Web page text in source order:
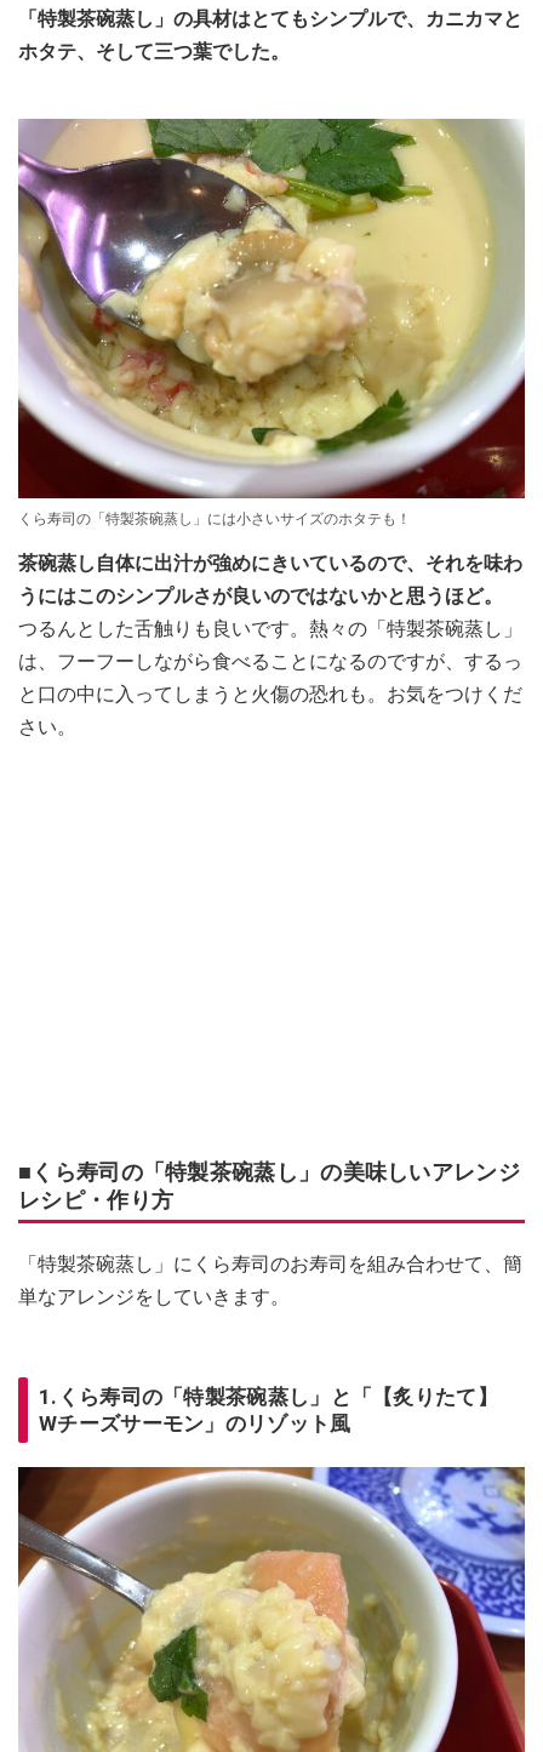
「特製茶碗蒸し」の具材はとてもシンプルで、カニカマと
ホタテ、そして三つ葉でした。
くら寿司の「特製茶碗蒸し」には小さいサイズのホタテも！
茶碗蒸し自体に出汁が強めにきいているので、それを味わ
うにはこのシンプルさが良いのではないかと思うほど。
つるんとした舌触りも良いです。熱々の「特製茶碗蒸し」
は、フーフーしながら食べることになるのですが、するっ
と口の中に入ってしまうと火傷の恐れも。お気をつけくだ
さい。
■くら寿司の「特製茶碗蒸し」の美味しいアレンジ
レシピ・作り方
「特製茶碗蒸し」にくら寿司のお寿司を組み合わせて、​​​簡
単なアレンジをしていきます。
1.くら寿司の「特製茶碗蒸し」と「【炙りたて】
Wチーズサーモン」のリゾット風